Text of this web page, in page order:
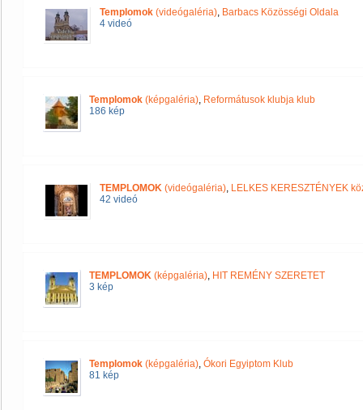
Templomok (videógaléria), Barbacs Közösségi Oldala
4 videó
Templomok (képgaléria), Reformátusok klubja klub
186 kép
TEMPLOMOK (videógaléria), LELKES KERESZTÉNYEK
42 videó
TEMPLOMOK (képgaléria), HIT REMÉNY SZERETET
3 kép
Templomok (képgaléria), Ókori Egyiptom Klub
81 kép